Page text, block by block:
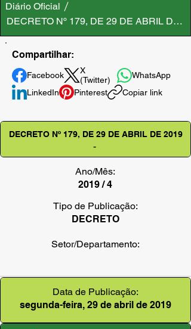
Diário Oficial
DECRETO Nº 179, DE 29 DE ABRIL DE
Compartilhar:
Facebook
X
(Twitter)
WhatsApp
LinkedIn
Pinterest Copiar link
DECRETO Nº 179, DE 29 DE ABRIL DE 2019
-
Ano/Mês:
2019 / 4
Tipo de Publicação:
DECRETO
Setor/Departamento:
Data de Publicação:
segunda-feira, 29 de abril de 2019